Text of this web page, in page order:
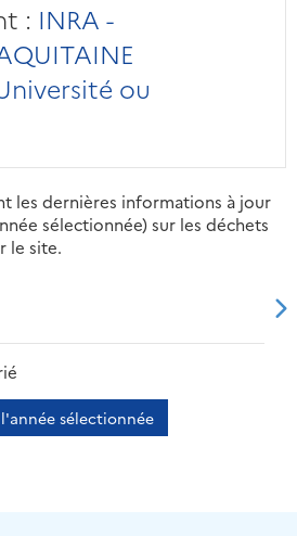
: INRA -
ou
les dernières informations à jour
sélectionnée) sur les déchets
le site.
sélectionnée